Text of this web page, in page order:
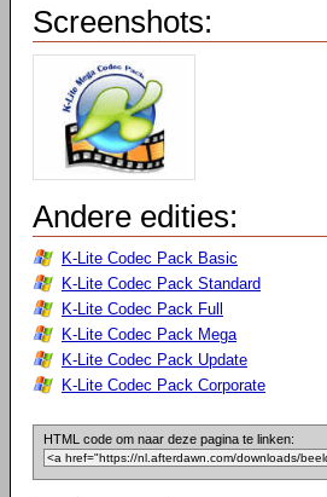
Screenshots:
Andere edities:
K-Lite Codec Pack Basic
K-Lite Codec Pack Standard
K-Lite Codec Pack Full
K-Lite Codec Pack Mega
K-Lite Codec Pack Update
K-Lite Codec Pack Corporate
HTML code om naar deze pagina te linken: